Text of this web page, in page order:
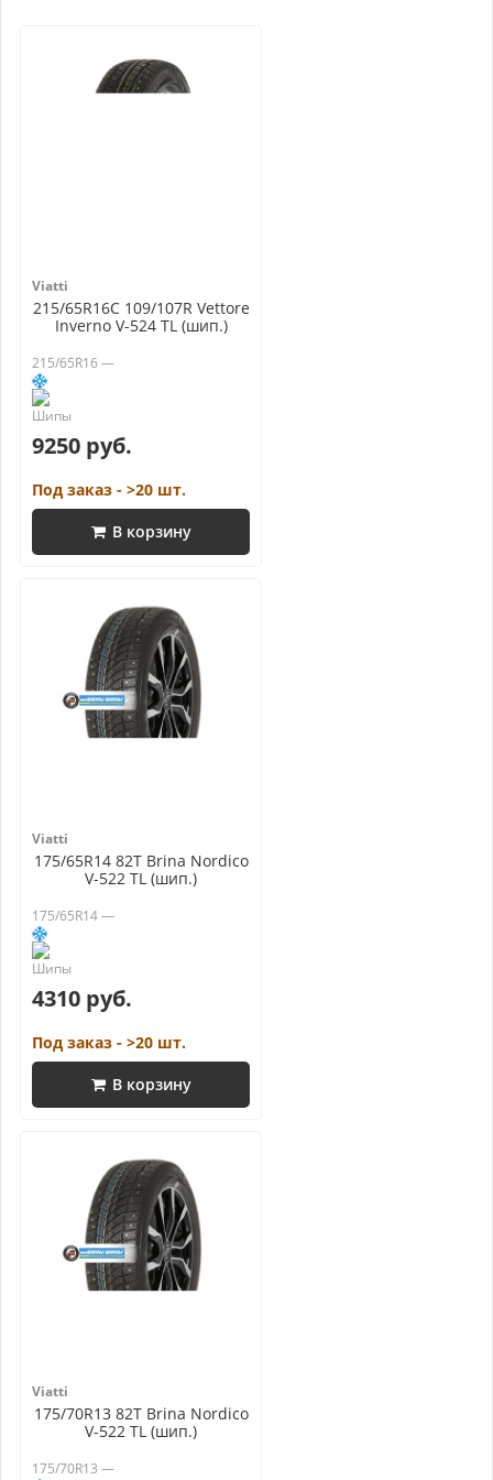
Viatti
215/65R16C 109/107R Vettore
Inverno V-524 TL (шип.)
215/65R16 —
9250 руб.
Под заказ - >20 шт.
В корзину
Viatti
175/65R14 82T Brina Nordico
V-522 TL (шип.)
175/65R14 —
4310 руб.
Под заказ - >20 шт.
В корзину
Viatti
175/70R13 82T Brina Nordico
V-522 TL (шип.)
175/70R13 —